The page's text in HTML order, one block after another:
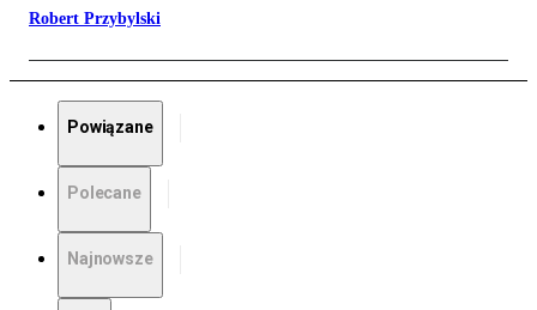
Robert Przybylski
Powiązane
Polecane
Najnowsze